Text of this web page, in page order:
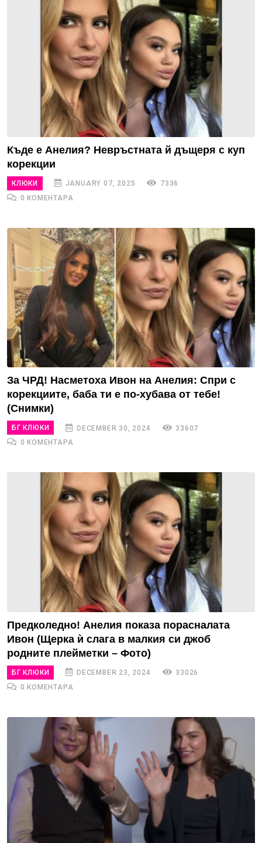
Къде е Анелия? Невръстната й дъщеря с куп
корекции
КЛЮКИ JANUARY 07, 2025
7336
0 КОМЕНТАРА
За ЧРД! Насметоха Ивон на Анелия: Спри с
корекциите, баба ти е по-хубава от тебе!
(Снимки)
БГ КЛЮКИ DECEMBER 30, 2024
33607
0 КОМЕНТАРА
Предколедно! Анелия показа порасналата
Ивон (Щерка ѝ слага в малкия си джоб
родните плейметки – Фото)
БГ КЛЮКИ DECEMBER 23, 2024
33026
0 КОМЕНТАРА